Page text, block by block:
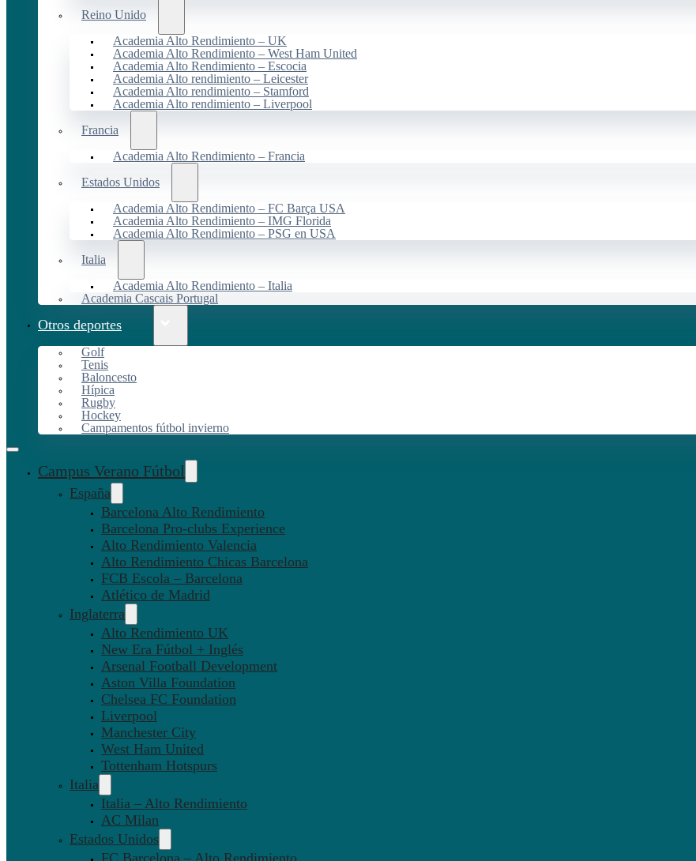
Reino Unido
Academia Alto Rendimiento – UK
Academia Alto Rendimiento – West Ham United
Academia Alto Rendimiento – Escocia
Academia Alto rendimiento – Leicester
Academia Alto rendimiento – Stamford
Academia Alto rendimiento – Liverpool
Francia
Academia Alto Rendimiento – Francia
Estados Unidos
Academia Alto Rendimiento – FC Barça USA
Academia Alto Rendimiento – IMG Florida
Academia Alto Rendimiento – PSG en USA
Italia
Academia Alto Rendimiento – Italia
Academia Cascais Portugal
Otros deportes
Golf
Tenis
Baloncesto
Hípica
Rugby
Hockey
Campamentos fútbol invierno
Campus Verano Fútbol
España
Barcelona Alto Rendimiento
Barcelona Pro-clubs Experience
Alto Rendimiento Valencia
Alto Rendimiento Chicas Barcelona
FCB Escola – Barcelona
Atlético de Madrid
Inglaterra
Alto Rendimiento UK
New Era Fútbol + Inglés
Arsenal Football Development
Aston Villa Foundation
Chelsea FC Foundation
Liverpool
Manchester City
West Ham United
Tottenham Hotspurs
Italia
Italia – Alto Rendimiento
AC Milan
Estados Unidos
FC Barcelona – Alto Rendimiento